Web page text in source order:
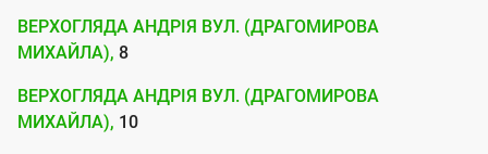
о
п
ВЕРХОГЛЯДА АНДРІЯ ВУЛ. (ДРАГОМИРОВА
МИХАЙЛА), 8
ВЕРХОГЛЯДА АНДРІЯ ВУЛ. (ДРАГОМИРОВА
МИХАЙЛА), 10